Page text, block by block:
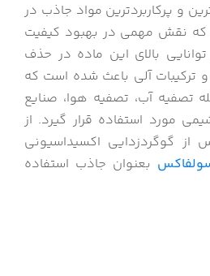
و پرکاربردترین مواد جاذب در
نقش مهمی در بهبود کیفیت
بالای این ماده در حذف
و ترکیبات آلی باعث شده است که
تصفیه آب، تصفیه هوا، صنایع
مورد استفاده قرار گیرد. از
گوگردزدایی اکسیداسیونی
بعنوان جاذب استفاده